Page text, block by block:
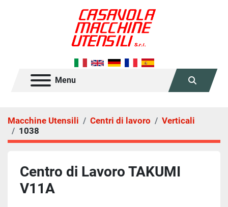
Menu
Cerca
Macchine Utensili Centri di lavoro
Verticali
1038
Centro di Lavoro TAKUMI
V11A